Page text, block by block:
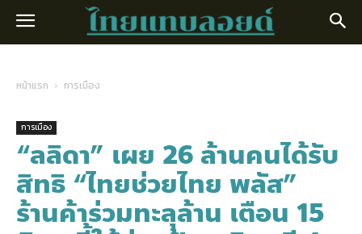
หน้าแรก การเมือง
การเมือง
“ลลิดา” เผย 26 ล้านคนได้รับ
สิทธิ “ไทยช่วยไทย พลัส”
ร้านค้าร่วมทะลุล้าน เตือน 15